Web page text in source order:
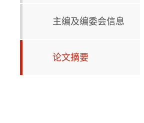
主编及编委会信息
论文摘要